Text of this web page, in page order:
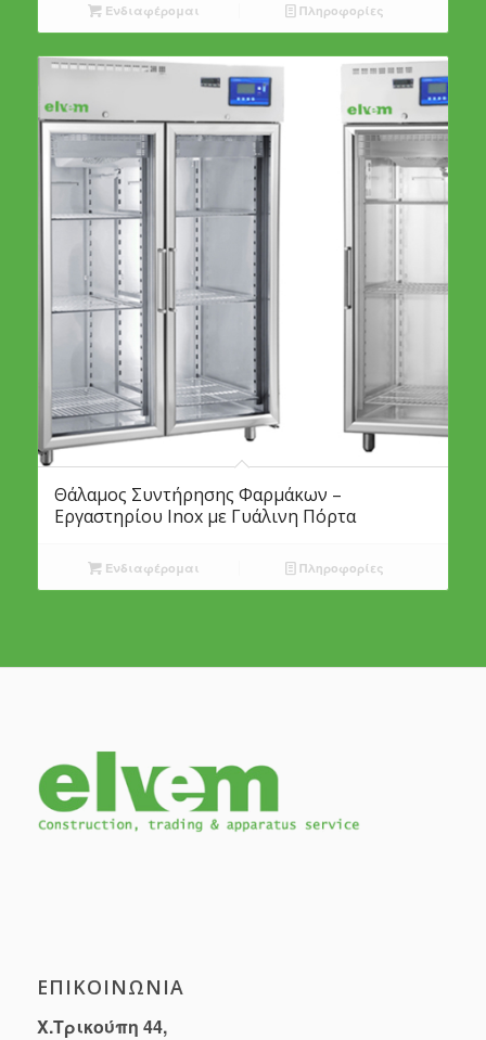
Ενδιαφέρομαι Πληροφορίες
Θάλαμος Συντήρησης Φαρμάκων –
Εργαστηρίου Ιnox με Γυάλινη Πόρτα
Ενδιαφέρομαι Πληροφορίες
ΕΠΙΚΟΙΝΩΝΊΑ
Χ.Τρικούπη 44,